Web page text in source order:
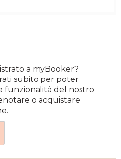
a myBooker?
subito per poter
funzionalità del nostro
o acquistare